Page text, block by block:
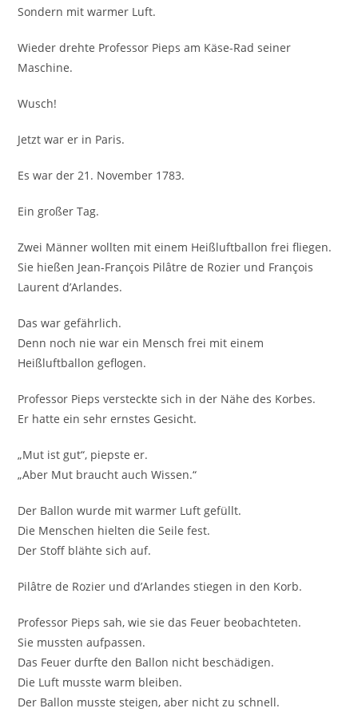
Sondern mit warmer Luft.
Wieder drehte Professor Pieps am Käse-Rad seiner
Maschine.
Wusch!
Jetzt war er in Paris.
Es war der 21. November 1783.
Ein großer Tag.
Zwei Männer wollten mit einem Heißluftballon frei fliegen.
Sie hießen Jean-François Pilâtre de Rozier und François
Laurent d’Arlandes.
Das war gefährlich.
Denn noch nie war ein Mensch frei mit einem
Heißluftballon geflogen.
Professor Pieps versteckte sich in der Nähe des Korbes.
Er hatte ein sehr ernstes Gesicht.
„Mut ist gut“, piepste er.
„Aber Mut braucht auch Wissen.“
Der Ballon wurde mit warmer Luft gefüllt.
Die Menschen hielten die Seile fest.
Der Stoff blähte sich auf.
Pilâtre de Rozier und d’Arlandes stiegen in den Korb.
Professor Pieps sah, wie sie das Feuer beobachteten.
Sie mussten aufpassen.
Das Feuer durfte den Ballon nicht beschädigen.
Die Luft musste warm bleiben.
Der Ballon musste steigen, aber nicht zu schnell.